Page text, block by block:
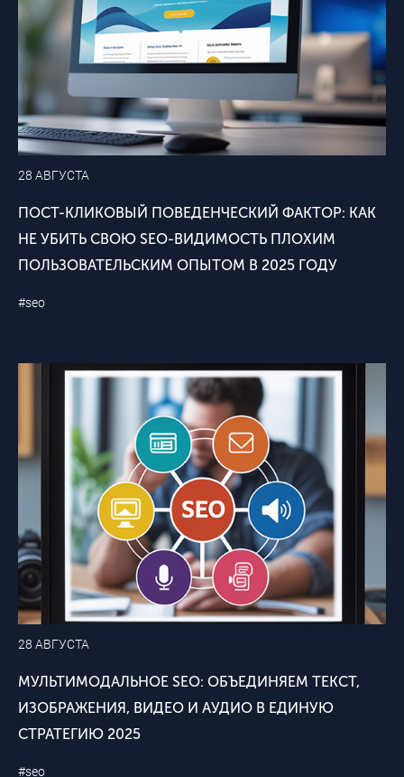
28 АВГУСТА
ПОСТ-КЛИКОВЫЙ ПОВЕДЕНЧЕСКИЙ ФАКТОР: КАК
НЕ УБИТЬ СВОЮ SEO-ВИДИМОСТЬ ПЛОХИМ
ПОЛЬЗОВАТЕЛЬСКИМ ОПЫТОМ В 2025 ГОДУ
#seo
28 АВГУСТА
МУЛЬТИМОДАЛЬНОЕ SEO: ОБЪЕДИНЯЕМ ТЕКСТ,
ИЗОБРАЖЕНИЯ, ВИДЕО И АУДИО В ЕДИНУЮ
СТРАТЕГИЮ 2025
#seo